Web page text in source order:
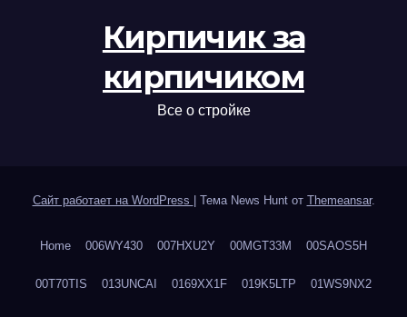
Кирпичик за
кирпичиком
Все о стройке
Сайт работает на WordPress Тема News Hunt от Themeansar.
Home 006WY430 007HXU2Y 00MGT33M 00SAOS5H
00T70TIS 013UNCAI 0169XX1F 019K5LTP 01WS9NX2